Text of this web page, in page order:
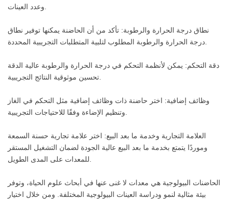
نطاق درجة الحرارة والرطوبة: تأكد من أن الحاضنة يمكنها توفير نطاق
دقة التحكم: يمكن لأنظمة التحكم في درجة الحرارة والرطوبة عالية الدقة
وظائف إضافية: اختر حاضنة ذات وظائف إضافية مثل التحكم في الغاز
العلامة التجارية وخدمة ما بعد البيع: اختر علامة تجارية حسنة السمعة
وموردًا يتمتع بخدمة ما بعد البيع عالية الجودة لضمان التشغيل المستقر
الحاضنات البيولوجية هي معدات لا غنى عنها في أبحاث علوم الحياة، وتوفر
بيئة مثالية لنمو ودراسة العينات البيولوجية المختلفة. ومن خلال اختيار